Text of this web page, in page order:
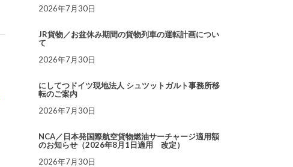
2026年7月30日
JR貨物／お盆休み期間の貨物列車の運転計画につい
て
2026年7月30日
にしてつドイツ現地法人 シュツットガルト事務所移
転のご案内
2026年7月30日
NCA／日本発国際航空貨物燃油サーチャージ適用額
のお知らせ（2026年8月1日適用 改定）
2026年7月30日